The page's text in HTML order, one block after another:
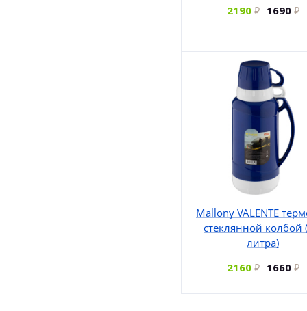
2190 1690
Mallony VALENTE
стеклянной колбой
литра)
2160
1660